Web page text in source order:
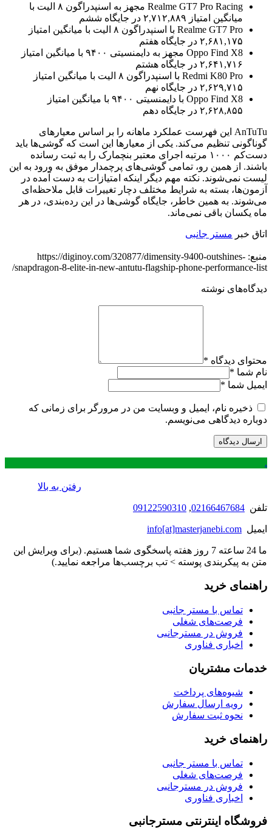
Realme GT7 Pro Racing مجهز به اسنپدراگون ۸ الیت با
میانگین امتیاز ۲,۷۱۲,۸۸۹ در جایگاه ششم
Realme GT7 Pro با اسنپدراگون ۸ الیت با میانگین امتیاز
۲,۶۸۱,۱۷۵ در جایگاه هفتم
Oppo Find X8 مجهز به دایمنسیتی ۹۴۰۰ با میانگین امتیاز
۲,۶۴۱,۷۱۶ در جایگاه هشتم
Redmi K80 Pro با اسنپدراگون ۸ الیت با میانگین امتیاز
۲,۶۲۹,۷۱۵ در جایگاه نهم
Oppo Find X8 با دایمنسیتی ۹۴۰۰ با میانگین امتیاز
۲,۶۲۸,۸۵۵ در جایگاه دهم
AnTuTu این فهرست‌ عملکرد ماهانه را بر اساس معیارهای
گوناگونی تنظیم می‌کند. یکی از معیارها این است که گوشی‌ها باید
دست‌کم ۱۰۰۰ مرتبه اجرای معتبر بنچمارک را به ثبت رسانده
باشند. از همین رو، تمامی گوشی‌های پرچمدار موفق به ورود به این
لیست نمی‌شوند. نکته مهم دیگر اینکه امتیازات به دست آمده در
آزمون‌ها، بسته به شرایط مختلف دچار تغییرات قابل ملاحظه‌ای
می‌شوند. به همین خاطر، جایگاه گوشی‌ها در این رده‌بندی، در هر
ماه یکسان باقی نمی‌ماند.
اتاق خبر مستر جانبی
منبع: https://diginoy.com/320877/dimensity-9400-outshines-
snapdragon-8-elite-in-new-antutu-flagship-phone-performance-list/
دیدگاه‌های نوشته
محتوای دیدگاه *
نام شما *
ایمیل شما *
ذخیره نام، ایمیل و وبسایت من در مرورگر برای زمانی که
دوباره دیدگاهی می‌نویسم.
.
رفتن به بالا
تلفن 02166467684
,
09122590310
ایمیل info[at]masterjanebi.com
ما 24 ساعته 7 روز هفته پاسخگوی شما هستیم. (برای ویرایش این
متن به پیکربندی پوسته > تب برچسب‌ها مراجعه نمایید.)
راهنمای خرید
تماس با مستر جانبی
فرصت‌های شغلی
فروش در مسترجانبی
اخباری فناوری
خدمات مشتریان
شیوه‌های پرداخت
رویه ارسال سفارش
نحوه ثبت سفارش
راهنمای خرید
تماس با مستر جانبی
فرصت‌های شغلی
فروش در مسترجانبی
اخباری فناوری
فروشگاه اینترنتی مسترجانبی